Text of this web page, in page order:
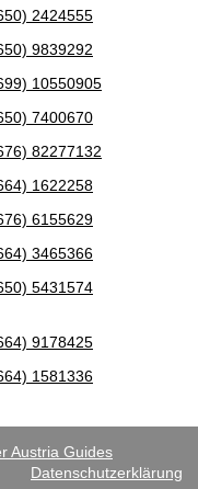
2424555
9839292
10550905
7400670
82277132
1622258
6155629
3465366
5431574
9178425
1581336
Austria Guides
Datenschutzerklärung